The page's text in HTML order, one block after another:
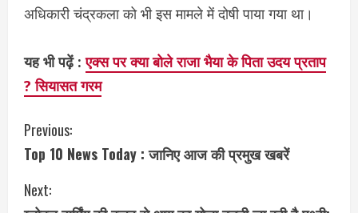
अधिकारी चंद्रकला को भी इस मामले में दोषी पाया गया था।
यह भी पढ़ें : एक्स पर क्या बोले राजा भैया के पिता उदय प्रताप
? सियासत गरम
C
o
n
Previous:
Top 10 News Today : जानिए आज की प्रमुख खबरें
Next: